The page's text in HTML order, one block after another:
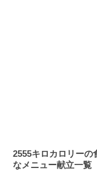
2555キロカロリーの
なメニュー献立一覧